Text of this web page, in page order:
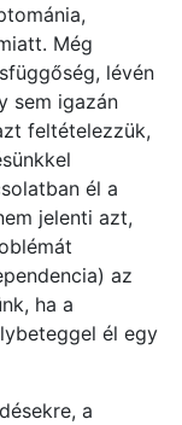
Még
lévén
sem igazán
feltételezzük,
él a
jelenti azt,
az
ha a
él egy
a